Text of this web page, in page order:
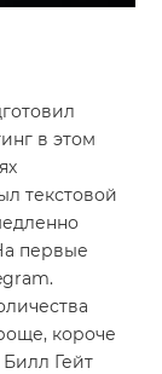
в этом
текстовой
первые
короче
Гейт